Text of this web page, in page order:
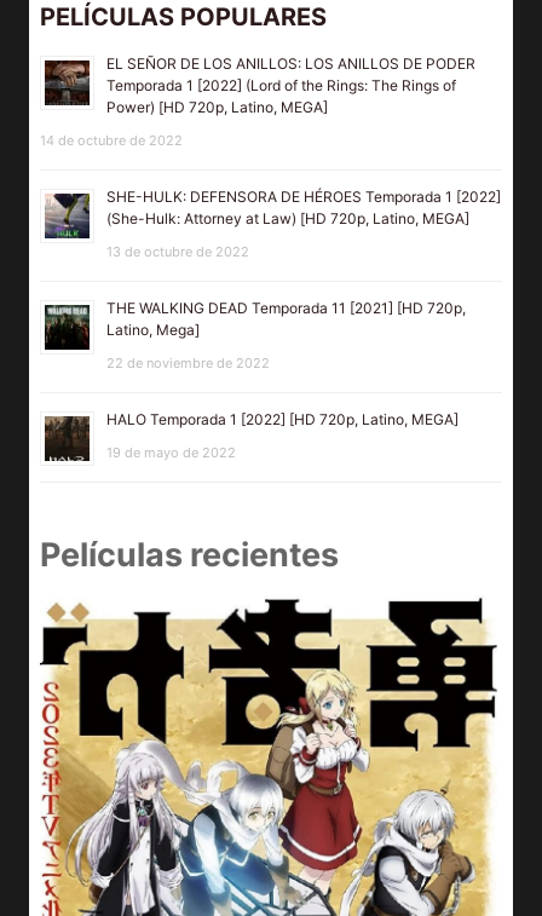
PELÍCULAS POPULARES
EL SEÑOR DE LOS ANILLOS: LOS ANILLOS DE PODER
Temporada 1 [2022] (Lord of the Rings: The Rings of
Power) [HD 720p, Latino, MEGA]
14 de octubre de 2022
SHE-HULK: DEFENSORA DE HÉROES Temporada 1 [2022]
(She-Hulk: Attorney at Law) [HD 720p, Latino, MEGA]
13 de octubre de 2022
THE WALKING DEAD Temporada 11 [2021] [HD 720p,
Latino, Mega]
22 de noviembre de 2022
HALO Temporada 1 [2022] [HD 720p, Latino, MEGA]
19 de mayo de 2022
Películas recientes